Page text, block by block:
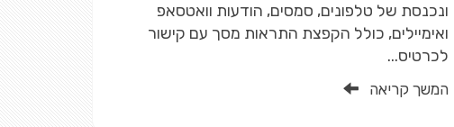
ונכנסת של טלפונים, סמסים, הודעות וואטסאפ
ואימיילים, כולל הקפצת התראות מסך עם קישור
לכרטיס...
המשך קריאה